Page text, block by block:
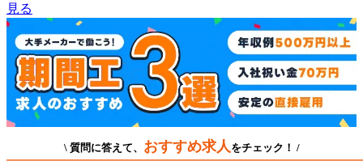
見る
\ 質問に答えて、 おすすめ求人 をチェック！ /